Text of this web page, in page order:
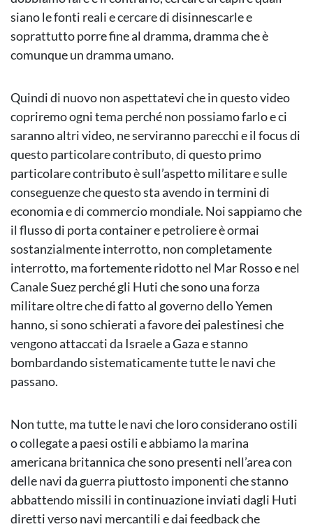
siano le fonti reali e cercare di disinnescarle e
soprattutto porre fine al dramma, dramma che è
comunque un dramma umano.
Quindi di nuovo non aspettatevi che in questo video
copriremo ogni tema perché non possiamo farlo e ci
saranno altri video, ne serviranno parecchi e il focus di
questo particolare contributo, di questo primo
particolare contributo è sull’aspetto militare e sulle
conseguenze che questo sta avendo in termini di
economia e di commercio mondiale. Noi sappiamo che
il flusso di porta container e petroliere è ormai
sostanzialmente interrotto, non completamente
interrotto, ma fortemente ridotto nel Mar Rosso e nel
Canale Suez perché gli Huti che sono una forza
militare oltre che di fatto al governo dello Yemen
hanno, si sono schierati a favore dei palestinesi che
vengono attaccati da Israele a Gaza e stanno
bombardando sistematicamente tutte le navi che
passano.
Non tutte, ma tutte le navi che loro considerano ostili
o collegate a paesi ostili e abbiamo la marina
americana britannica che sono presenti nell’area con
delle navi da guerra piuttosto imponenti che stanno
abbattendo missili in continuazione inviati dagli Huti
diretti verso navi mercantili e dai feedback che